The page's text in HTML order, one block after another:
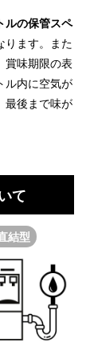
ルの保管スペ
ります。また
賞味期限の表
ル内に空気が
最後まで味が
て
結型